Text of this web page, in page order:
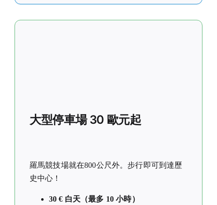
大型停車場 30 歐元起
羅馬競技場就在800公尺外。步行即可到達歷
史中心！
30 € 白天（最多 10 小時）